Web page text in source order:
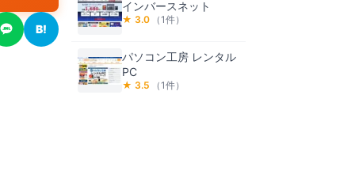
B!
インバースネット
★ 3.0 （1件）
パソコン工房 レンタル
PC
★ 3.5 （1件）